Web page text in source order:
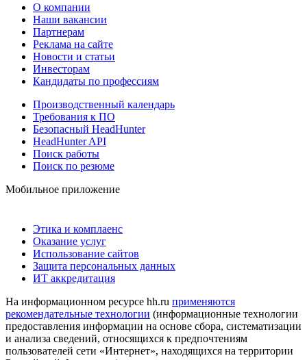
О компании
Наши вакансии
Партнерам
Реклама на сайте
Новости и статьи
Инвесторам
Кандидаты по профессиям
Производственный календарь
Требования к ПО
Безопасный HeadHunter
HeadHunter API
Поиск работы
Поиск по резюме
Мобильное приложение
Этика и комплаенс
Оказание услуг
Использование сайтов
Защита персональных данных
ИТ аккредитация
На информационном ресурсе hh.ru применяются
рекомендательные технологии (информационные технологии
предоставления информации на основе сбора, систематизации
и анализа сведений, относящихся к предпочтениям
пользователей сети «Интернет», находящихся на территории